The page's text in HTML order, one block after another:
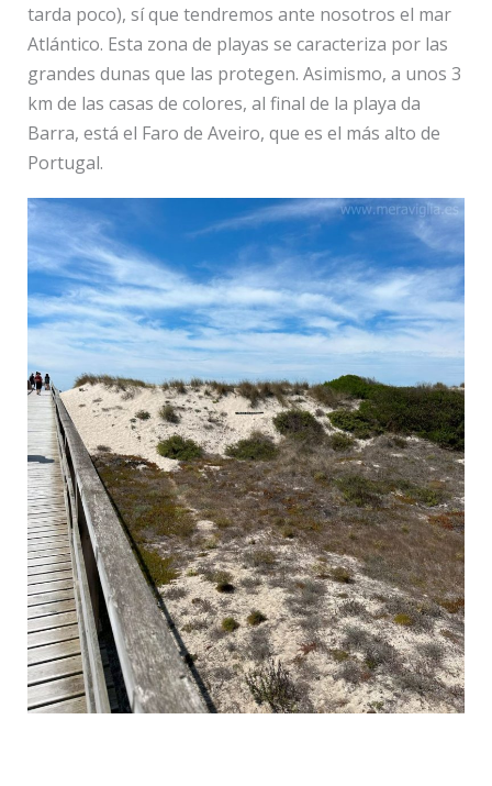
tarda poco), sí que tendremos ante nosotros el mar
Atlántico. Esta zona de playas se caracteriza por las
grandes dunas que las protegen. Asimismo, a unos 3
km de las casas de colores, al final de la playa da
Barra, está el Faro de Aveiro, que es el más alto de
Portugal.